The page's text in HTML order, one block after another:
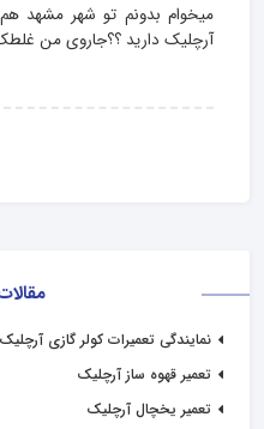
نمایندگی تعمیرات کولر گازی آرچلیک
تعمیر قهوه ساز آرچلیک
تعمیر یخچال آرچلیک
میخوام بدونم تو شهر مشهد هم
آرچلیک دارید ؟؟جاروی من